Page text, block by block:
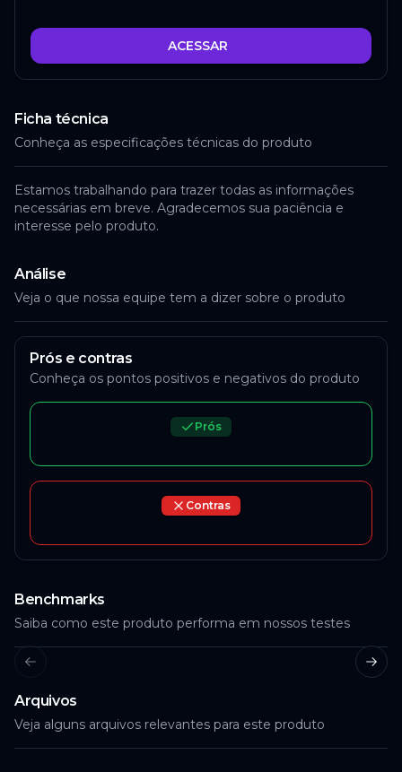
ACESSAR
Ficha técnica
Conheça as especificações técnicas do produto
Estamos trabalhando para trazer todas as informações
necessárias em breve. Agradecemos sua paciência e
interesse pelo produto.
Análise
Veja o que nossa equipe tem a dizer sobre o produto
Prós e contras
Conheça os pontos positivos e negativos do produto
Prós
Contras
Benchmarks
Saiba como este produto performa em nossos testes
Previous slide
Arquivos
Veja alguns arquivos relevantes para este produto